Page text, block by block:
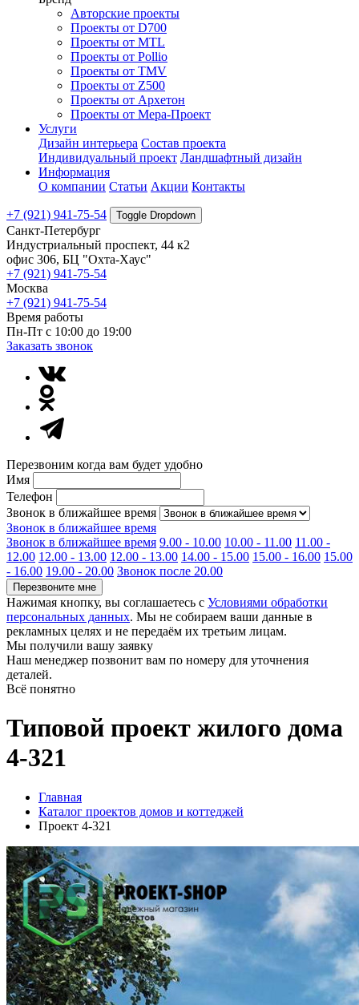
Авторские проекты
Проекты от D700
Проекты от MTL
Проекты от Pollio
Проекты от TMV
Проекты от Z500
Проекты от Архетон
Проекты от Мера-Проект
Услуги
Дизайн интерьера Состав проекта
Индивидуальный проект Ландшафтный дизайн
Информация
О компании Статьи Акции Контакты
+7 (921) 941-75-54 Toggle Dropdown
Санкт-Петербург
Индустриальный проспект, 44 к2
офис 306, БЦ "Охта-Хаус"
+7 (921) 941-75-54
Москва
+7 (921) 941-75-54
Время работы
Пн-Пт с 10:00 до 19:00
Заказать звонок
Перезвоним когда вам будет удобно
Имя
Телефон
Звонок в ближайшее время
Звонок в ближайшее время
Звонок в ближайшее время 9.00 - 10.00 10.00 - 11.00 11.00 -
12.00 12.00 - 13.00 12.00 - 13.00 14.00 - 15.00 15.00 - 16.00 15.00
- 16.00 19.00 - 20.00 Звонок после 20.00
Перезвоните мне
Нажимая кнопку, вы соглашаетесь с Условиями обработки
персональных данных. Мы не собираем ваши данные в
рекламных целях и не передаём их третьим лицам.
Мы получили вашу заявку
Наш менеджер позвонит вам по номеру для уточнения
деталей.
Всё понятно
Типовой проект жилого дома
4-321
Главная
Каталог проектов домов и коттеджей
Проект 4-321